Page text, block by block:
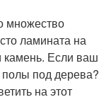
множество
ламината на
камень. Если ваш
полы под дерева?
на этот